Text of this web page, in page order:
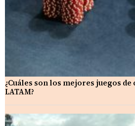
¿Cuáles son los mejores juegos
LATAM?